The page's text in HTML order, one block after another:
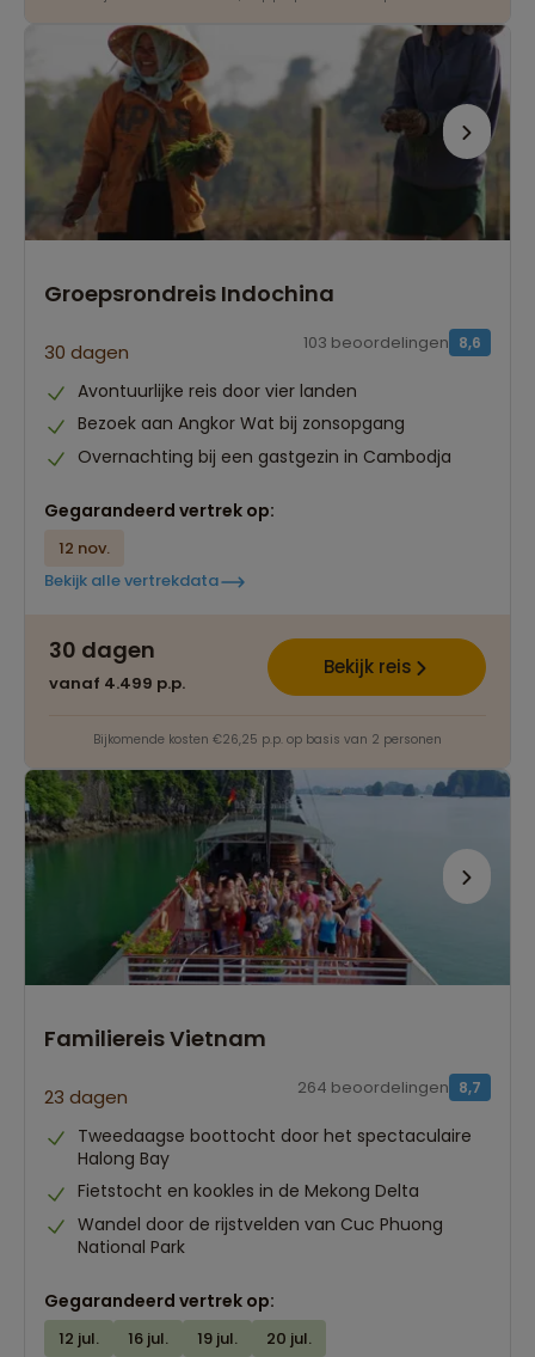
Groepsrondreis Indochina
30 dagen 8,6
103 beoordelingen
Avontuurlijke reis door vier landen
Bezoek aan Angkor Wat bij zonsopgang
Overnachting bij een gastgezin in Cambodja
Gegarandeerd vertrek op:
12 nov.
Bekijk alle vertrekdata
30 dagen
vanaf 4.499 p.p.
Bekijk reis
Bijkomende kosten €26,25 p.p. op basis van 2 personen
Familiereis Vietnam
23 dagen 8,7
264 beoordelingen
Tweedaagse boottocht door het spectaculaire
Halong Bay
Fietstocht en kookles in de Mekong Delta
Wandel door de rijstvelden van Cuc Phuong
National Park
Gegarandeerd vertrek op:
12 jul. 16 jul. 19 jul.
20 jul.